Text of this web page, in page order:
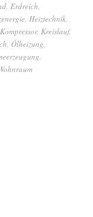
, Erdreich,
, Heiztechnik,
Kompressor, Kreislauf,
, Ölheizung,
,